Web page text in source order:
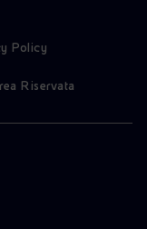
Policy
Riservata